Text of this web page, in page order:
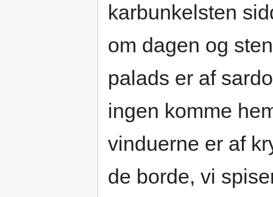
karbunkelsten
om dagen og
palads er af
ingen komme
vinduerne er af
de borde, vi